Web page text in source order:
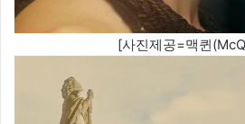
[사진제공=맥퀸